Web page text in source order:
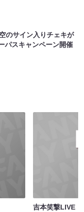
のサイン入りチェキが
パスキャンペーン開催
吉本笑撃LIVE